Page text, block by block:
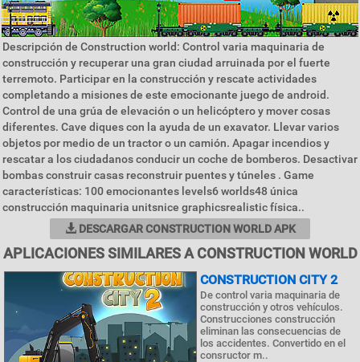
Descripción de Construction world: Control varia maquinaria de
construcción y recuperar una gran ciudad arruinada por el fuerte
terremoto. Participar en la construcción y rescate actividades
completando a misiones de este emocionante juego de android.
Control de una grúa de elevación o un helicóptero y mover cosas
diferentes. Cave diques con la ayuda de un exavator. Llevar varios
objetos por medio de un tractor o un camión. Apagar incendios y
rescatar a los ciudadanos conducir un coche de bomberos. Desactivar
bombas construir casas reconstruir puentes y túneles . Game
características: 100 emocionantes levels6 worlds48 única
construcción maquinaria unitsnice graphicsrealistic física..
DESCARGAR CONSTRUCTION WORLD APK
APLICACIONES SIMILARES A CONSTRUCTION WORLD
CONSTRUCTION CITY 2
De control varia maquinaria de
construcción y otros vehículos.
Construcciones construcción
eliminan las consecuencias de
los accidentes. Convertido en el
consructor m..